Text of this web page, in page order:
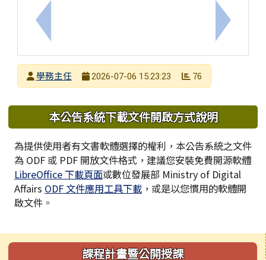
上一筆：轉知教育局公告近期高風險詐騙案例，請多
下一筆：
發布者
學務主任
2026-07-06 15:23:23 76
下中區域內容
本公告系統下載文件開啟方式說明
為提供使用者有文書軟體選擇的權利，本公告系統之文件
為 ODF 或 PDF 開放文件格式，建議您安裝免費開源軟體
LibreOffice 下載頁面或數位發展部 Ministry of Digital
Affairs ODF 文件應用工具下載 ，或是以您慣用的軟體開
啟文件。
左邊區域內容課程計畫暨公開授課